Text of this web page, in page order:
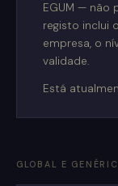
EGUM — não
registo inclui
empresa, o
validade.
Está
GLOBAL E